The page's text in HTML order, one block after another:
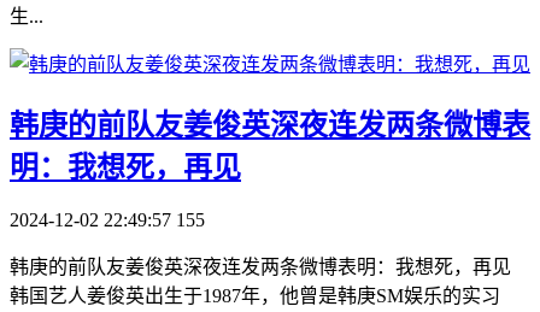
生...
​韩庚的前队友姜俊英深夜连发两条微博表
明：我想死，再见
2024-12-02 22:49:57 155
韩庚的前队友姜俊英深夜连发两条微博表明：我想死，再见
韩国艺人姜俊英出生于1987年，他曾是韩庚SM娱乐的实习